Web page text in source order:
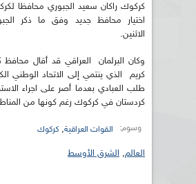
كركوك راكان سعيد الجبوري محافظا
اختيار محافظ جديد وفق ما ذكر
الاثنين.
وكان البرلمان العراقي قد أقال
كريم الذي ينتمي إلى الاتحاد الوطني
طلب العبادي بعدما أصر على اجراء
كردستان في كركوك رغم كونها من المناطق
وسوم: القوات العراقية, كركوك
العالم, الشرق الأوسط